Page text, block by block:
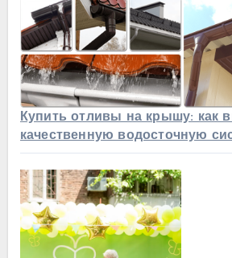
Купить отливы на крышу: как
качественную водосточную